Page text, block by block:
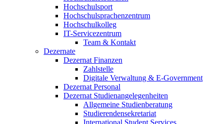
Hochschulsport
Hochschulsprachenzentrum
Hochschulkolleg
IT-Servicezentrum
Team & Kontakt
Dezernate
Dezernat Finanzen
Zahlstelle
Digitale Verwaltung & E-Government
Dezernat Personal
Dezernat Studienangelegenheiten
Allgemeine Studienberatung
Studierendensekretariat
International Student Services